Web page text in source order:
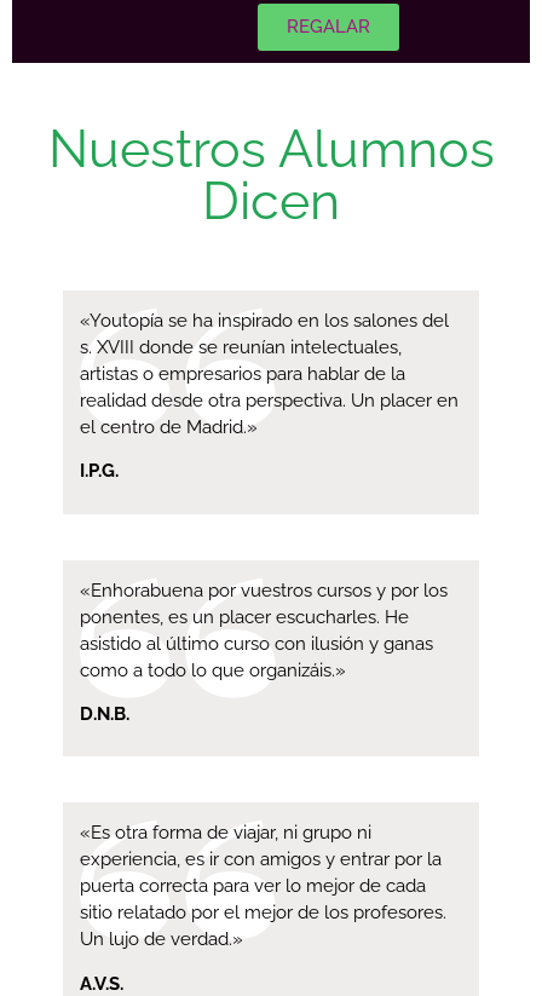
REGALAR
Nuestros Alumnos
Dicen
«Youtopía se ha inspirado en los salones del
s. XVIII donde se reunían intelectuales,
artistas o empresarios para hablar de la
realidad desde otra perspectiva. Un placer en
el centro de Madrid.»
I.P.G.
«Enhorabuena por vuestros cursos y por los
ponentes, es un placer escucharles. He
asistido al último curso con ilusión y ganas
como a todo lo que organizáis.»
D.N.B.
«Es otra forma de viajar, ni grupo ni
experiencia, es ir con amigos y entrar por la
puerta correcta para ver lo mejor de cada
sitio relatado por el mejor de los profesores.
Un lujo de verdad.»
A.V.S.